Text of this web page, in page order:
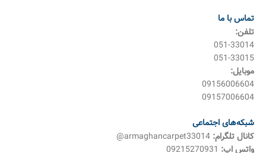
تماس با ما
تلفن:
051-33014
051-33015
موبایل:
09156006604
09157006604
شبکه‌های اجتماعی
کانال تلگرام:
واتس اپ: 09215270931